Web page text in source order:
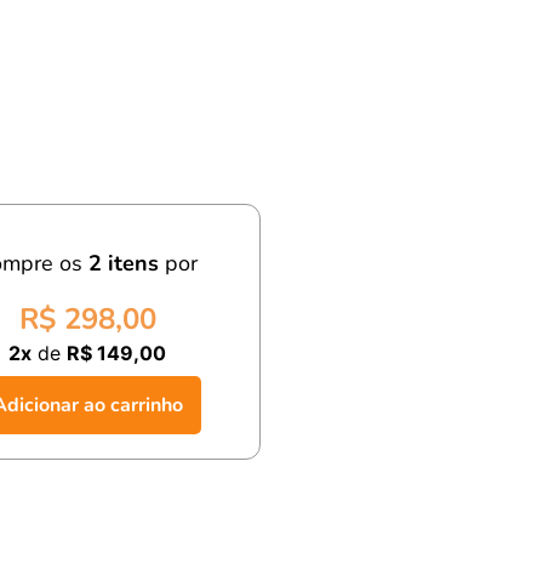
os 2 itens por
R$ 298,00
2x de R$ 149,00
ao carrinho